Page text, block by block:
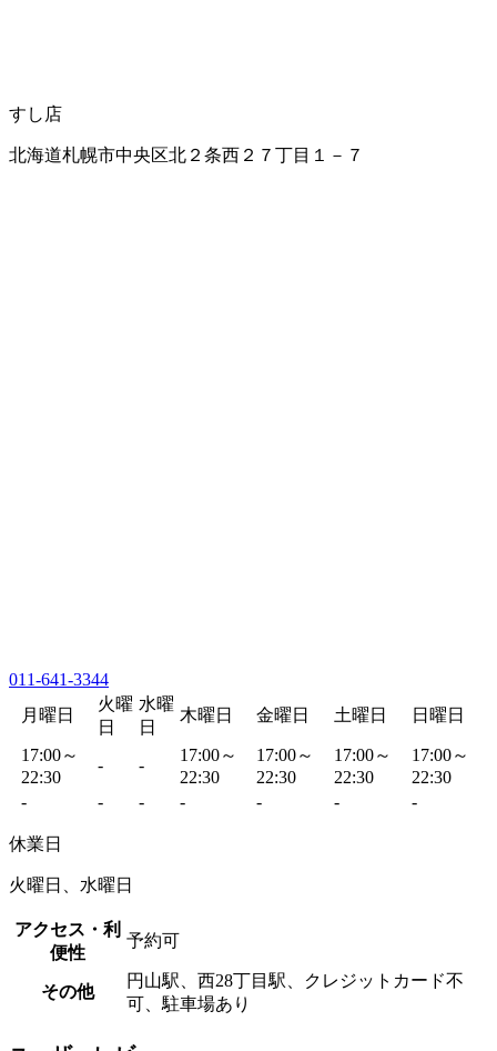
すし店
北海道札幌市中央区北２条西２７丁目１－７
011-641-3344
月曜日
火曜
日
水曜
日
木曜日 金曜日 土曜日 日曜日
17:00～
22:30
- -
17:00～
22:30
17:00～
22:30
17:00～
22:30
17:00～
22:30
-
- - - - - -
休業日
火曜日、水曜日
アクセス・利
便性
予約可
その他
円山駅、西28丁目駅、クレジットカード不
可、駐車場あり